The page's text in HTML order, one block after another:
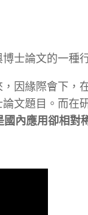
士論文的一種
因緣際會下，
文題目。而在
國內應用卻相對